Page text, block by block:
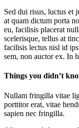
Sed dui risus, luctus et
at quam dictum porta
eu, facilisis placerat
scelerisque, tellus at
facilisis lectus nisl id
sem, non auctor ex. In
Things you didn’t
Nullam fringilla vitae
porttitor erat, vitae
sapien nec fringilla.